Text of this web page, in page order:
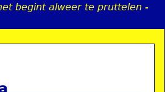
to navigation
begint alweer te pruttelen -